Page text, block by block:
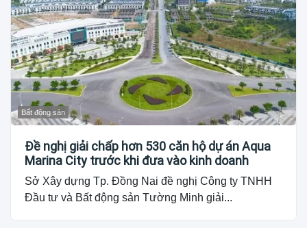
Bất động sản
Đề nghị giải chấp hơn 530 căn hộ dự án Aqua
Marina City trước khi đưa vào kinh doanh
Sở Xây dựng Tp. Đồng Nai đề nghị Công ty TNHH
Đầu tư và Bất động sản Tường Minh giải...